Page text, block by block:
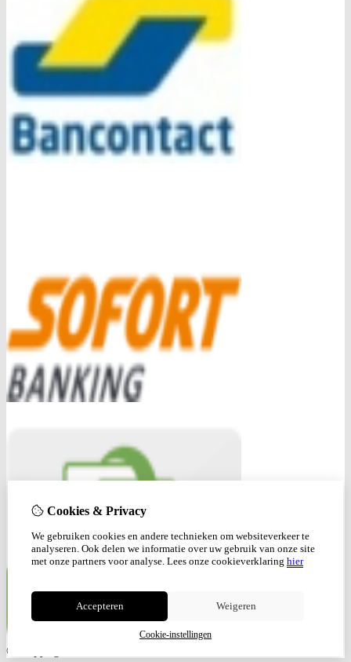
© Copyright 2026
Cookies & Privacy
We gebruiken cookies en andere technieken om websiteverkeer te
analyseren. Ook delen we informatie over uw gebruik van onze site
met onze partners voor analyse. Lees onze cookieverklaring hier
Accepteren Weigeren
Cookie-instellingen